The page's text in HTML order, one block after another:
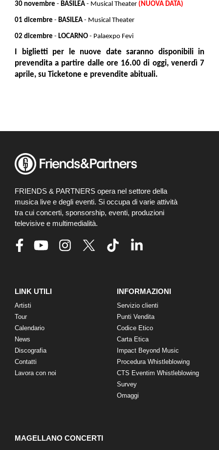
30 novembre - BASILEA - Musical Theater (NUOVA DATA)
01 dicembre - BASILEA - Musical Theater
02 dicembre - LOCARNO - Palaexpo Fevi
I biglietti per le nuove date saranno disponibili in
prevendita a partire dalle ore 16.00 di oggi, venerdì 7
aprile, su Ticketone e prevendite abituali.
FRIENDS & PARTNERS opera nel settore della
musica live e degli eventi. Si occupa di varie attività
tra cui concerti, sponsorship, eventi, produzioni
televisive e multimedialità.
LINK UTILI
Artisti
Tour
Calendario
News
Discografia
Contatti
Lavora con noi
INFORMAZIONI
Servizio clienti
Punti Vendita
Codice Etico
Carta Etica
Impact Beyond Music
Procedura Whistleblowing
CTS Eventim Whistleblowing
Survey
Omaggi
MAGELLANO CONCERTI